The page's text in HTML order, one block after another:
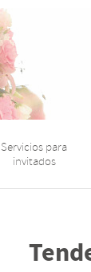
Servicios para
invitados